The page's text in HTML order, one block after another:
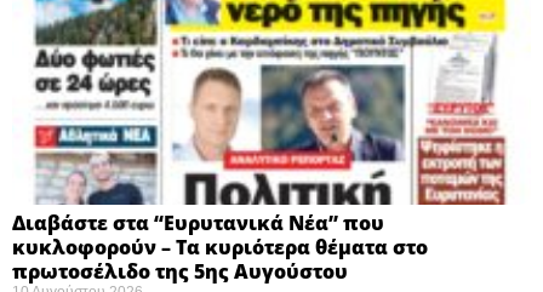
Διαβάστε στα “Ευρυτανικά Νέα” που
κυκλοφορούν – Τα κυριότερα θέματα στο
πρωτοσέλιδο της 5ης Αυγούστου